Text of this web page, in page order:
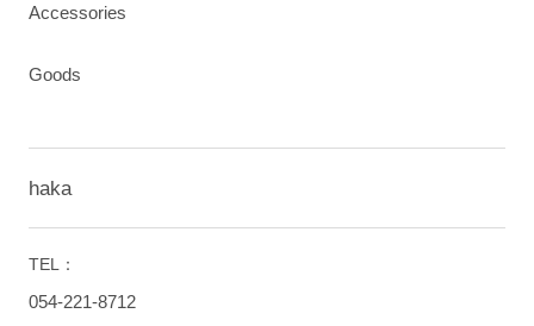
Accessories
Goods
haka
TEL：
054-221-8712